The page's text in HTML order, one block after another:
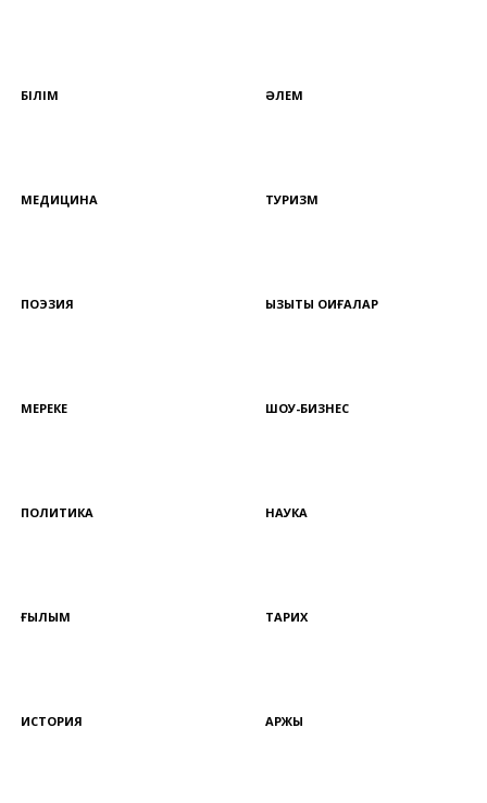
БІЛІМ ӘЛЕМ
МЕДИЦИНА ТУРИЗМ
ПОЭЗИЯ ҚЫЗЫҚТЫ ОҚИҒАЛАР
МЕРЕКЕ ШОУ-БИЗНЕС
ПОЛИТИКА НАУКА
ҒЫЛЫМ ТАРИХ
ИСТОРИЯ ҚАРЖЫ